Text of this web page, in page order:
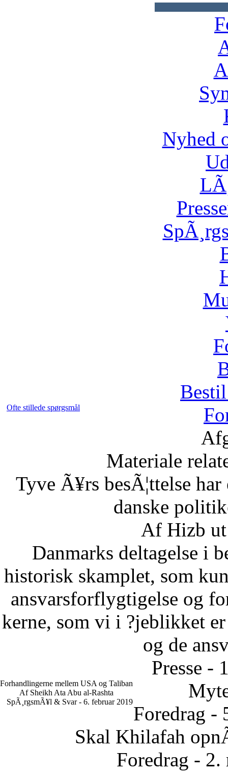
Nyhed
Ofte stillede spørgsmål
Materiale
Tyve Ã¥rs besÃ¦ttelse
danske
Af Hizb
Danmarks deltagelse i
historisk skamplet, som
ansvarsforflygtigelse og
kerne, som vi i ?jeblikket
og de
Presse -
Forhandlingerne mellem USA og Taliban
Af Sheikh Ata Abu al-Rashta
SpÃ¸rgsmÃ¥l & Svar - 6. februar 2019
Foredrag -
Skal Khilafah
Foredrag - 2.